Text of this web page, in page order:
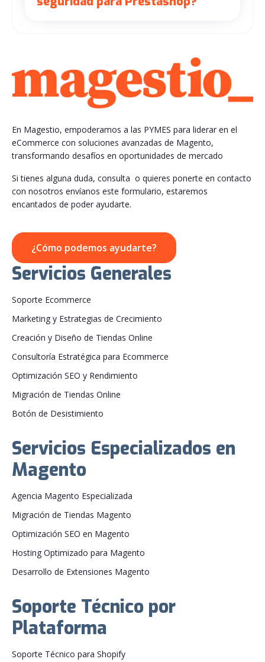
En Magestio, empoderamos a las PYMES para liderar en el
eCommerce con soluciones avanzadas de Magento,
transformando desafíos en oportunidades de mercado
Si tienes alguna duda, consulta o quieres ponerte en contacto
con nosotros envíanos este formulario, estaremos
encantados de poder ayudarte.
¿Cómo podemos ayudarte?
Servicios Generales
Soporte Ecommerce
Marketing y Estrategias de Crecimiento
Creación y Diseño de Tiendas Online
Consultoría Estratégica para Ecommerce
Optimización SEO y Rendimiento
Migración de Tiendas Online
Botón de Desistimiento
Servicios Especializados en
Magento
Agencia Magento Especializada
Migración de Tiendas Magento
Optimización SEO en Magento
Hosting Optimizado para Magento
Desarrollo de Extensiones Magento
Soporte Técnico por
Plataforma
Soporte Técnico para Shopify